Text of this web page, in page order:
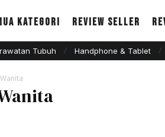
Kategori Review Seller
Tubuh Handphone & Tablet